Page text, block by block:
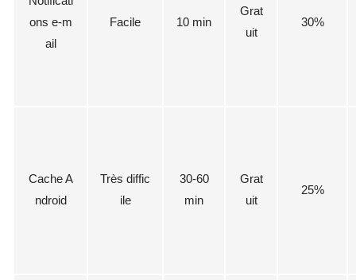
ons e-m
ail
Facile 10 min
Grat
uit
30%
Cache A
ndroid
Très diffic
ile
30-60
min
Grat
uit
25%